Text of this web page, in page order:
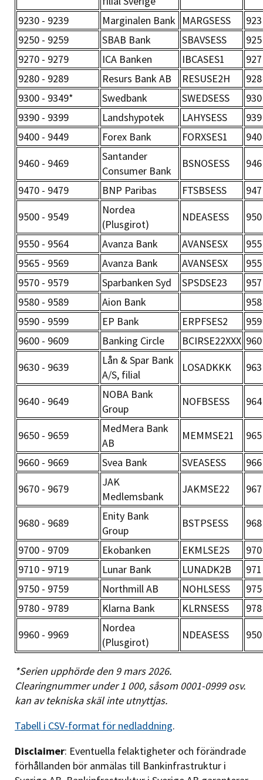
9230 - 9239
Marginalen Bank MARGSESS
923
9250 - 9259
SBAB Bank SBAVSESS
925
9270 - 9279
ICA Banken IBCASES1
927
9280 - 9289
Resurs Bank AB RESUSE2H
928
9300 - 9349*
Swedbank SWEDSESS
930
9390 - 9399
Landshypotek LAHYSESS
939
9400 - 9449
Forex Bank FORXSES1
940
9460 - 9469
Santander
Consumer Bank
BSNOSESS
946
9470 - 9479
BNP Paribas FTSBSESS
947
9500 - 9549
Nordea
(Plusgirot)
NDEASESS
950
9550 - 9564
Avanza Bank AVANSESX
955
9565 - 9569
Avanza Bank AVANSESX
955
9570 - 9579
Sparbanken Syd SPSDSE23
957
9580 - 9589
Aion Bank
958
9590 - 9599
EP Bank ERPFSES2
959
9600 - 9609
Banking Circle BCIRSE22XXX 960
9630 - 9639
Lån & Spar Bank
A/S, filial
LOSADKKK 963
9640 - 9649
NOBA Bank
Group
NOFBSESS 964
9650 - 9659
MedMera Bank
AB
MEMMSE21
965
9660 - 9669
Svea Bank SVEASESS
966
9670 - 9679
JAK
Medlemsbank
JAKMSE22 967
9680 - 9689
Enity Bank
Group
BSTPSESS
968
9700 - 9709
Ekobanken EKMLSE2S
970
9710 - 9719
Lunar Bank LUNADK2B
971
9750 - 9759
Northmill AB NOHLSESS
975
9780 - 9789
Klarna Bank KLRNSESS
978
9960 - 9969
Nordea
(Plusgirot)
NDEASESS 950
*Serien upphörde den 9 mars 2026.
Clearingnummer under 1 000, såsom 0001-0999 osv.
kan av tekniska skäl inte utnyttjas.
Tabell i CSV-format för nedladdning.
Disclaimer: Eventuella felaktigheter och förändrade
förhållanden bör anmälas till Bankinfrastruktur i